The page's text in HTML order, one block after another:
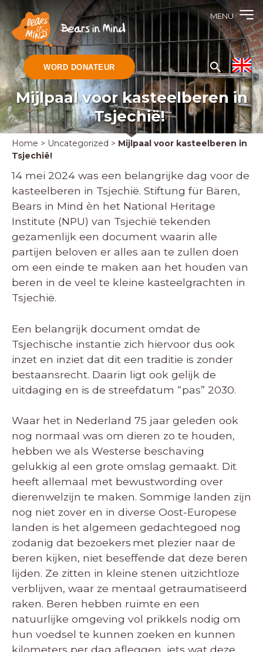
MENU
WORD DONATEUR
Mijlpaal voor kasteelberen in
Tsjechië!
Home > Uncategorized > Mijlpaal voor kasteelberen in
Tsjechië!
14 mei 2024 was een belangrijke dag voor de
kasteelberen in Tsjechië. Stiftung für Bären,
Bears in Mind èn het National Heritage
Institute (NPU) van Tsjechië tekenden
gezamenlijk een document waarin alle
partijen beloven er alles aan te zullen doen
om een einde te maken aan het houden van
beren in de veel te kleine kasteelgrachten in
Tsjechië.
Een belangrijk document omdat de
Tsjechische instantie zich hiervoor dus ook
inzet en inziet dat dit een traditie is zonder
bestaansrecht. Daarin ligt ook gelijk de
uitdaging en is de streefdatum “pas” 2030.
Waar het in Nederland 75 jaar geleden ook
nog normaal was om dieren zo te houden,
hebben we als Westerse beschaving
gelukkig al een grote omslag gemaakt. Dit
heeft allemaal met bewustwording over
dierenwelzijn te maken. Sommige landen zijn
nog niet zover en in diverse Oost-Europese
landen is het algemeen gedachtegoed nog
zodanig dat bezoekers met plezier naar de
beren kijken, niet beseffende dat deze beren
lijden. Ze zitten in kleine stenen uitzichtloze
verblijven, waar ze mentaal getraumatiseerd
raken. Beren hebben ruimte en een
natuurlijke omgeving vol prikkels nodig om
hun voedsel te kunnen zoeken en kunnen
kilometers per dag afleggen, iets wat deze